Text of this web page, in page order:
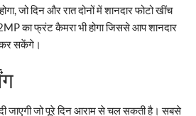
जो दिन और रात दोनों में शानदार फोटो खींच
का फ्रंट कैमरा भी होगा जिससे आप शानदार
कर सकेंगे।
जाएगी जो पूरे दिन आराम से चल सकती है। सबसे